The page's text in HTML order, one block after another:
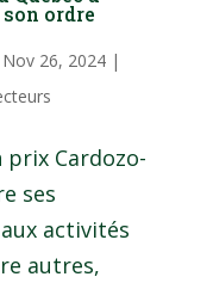
ordre
Nov 26, 2024|
Cardozo-
ses
activités
autres,